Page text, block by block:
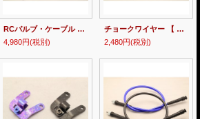
RCバルブ・ケーブル 【 MC18・21・28 】
4,980円(税別)
チョークワイヤー 【 MC18・21 】
2,480円(税別)